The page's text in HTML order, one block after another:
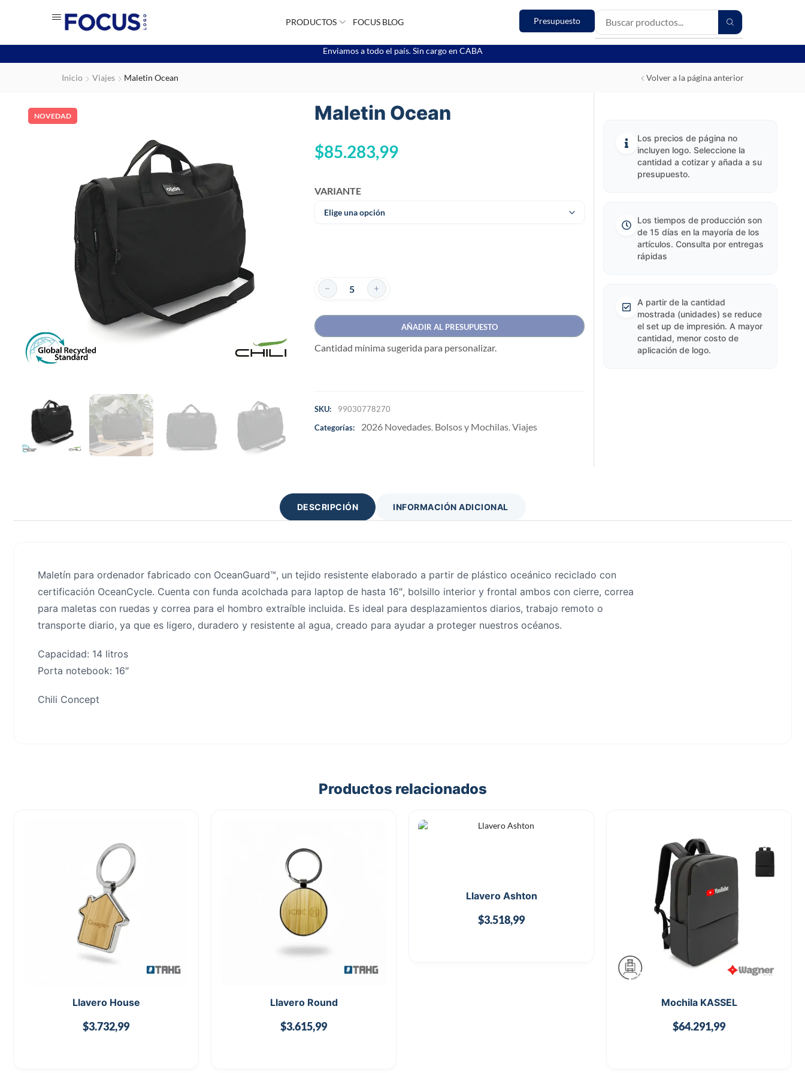
PRODUCTOS FOCUS BLOG Presupuesto
Enviamos a todo el país. Sin cargo en CABA
Inicio Viajes Maletin Ocean Volver a la página anterior
NOVEDAD Maletin Ocean
$85.283,99
VARIANTE
AÑADIR AL PRESUPUESTO
Cantidad mínima sugerida para personalizar.
SKU:
99030778270
Categorías:
2026 Novedades, Bolsos y Mochilas, Viajes
Los precios de página no
incluyen logo. Seleccione la
cantidad a cotizar y añada a su
presupuesto.
Los tiempos de producción son
de 15 días en la mayoría de los
artículos. Consulta por entregas
rápidas
A partir de la cantidad
mostrada (unidades) se reduce
el set up de impresión. A mayor
cantidad, menor costo de
aplicación de logo.
DESCRIPCIÓN INFORMACIÓN ADICIONAL
Maletín para ordenador fabricado con OceanGuard™, un tejido resistente elaborado a partir de plástico oceánico reciclado con
certificación OceanCycle. Cuenta con funda acolchada para laptop de hasta 16″, bolsillo interior y frontal ambos con cierre, correa
para maletas con ruedas y correa para el hombro extraíble incluida. Es ideal para desplazamientos diarios, trabajo remoto o
transporte diario, ya que es ligero, duradero y resistente al agua, creado para ayudar a proteger nuestros océanos.
Capacidad: 14 litros
Porta notebook: 16″
Chili Concept
Productos relacionados
Llavero House
$3.732,99
Llavero Round
$3.615,99
Llavero Ashton
$3.518,99
Mochila KASSEL
$64.291,99